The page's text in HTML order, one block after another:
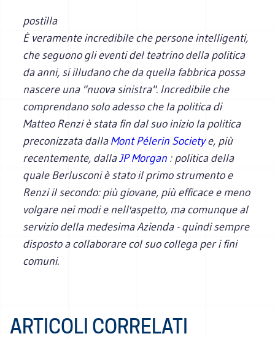
postilla
È veramente incredibile che persone intelligenti,
che seguono gli eventi del teatrino della politica
da anni, si illudano che da quella fabbrica possa
nascere una "nuova sinistra". Incredibile che
comprendano solo adesso che la politica di
Matteo Renzi è stata fin dal suo inizio la politica
preconizzata dallaMont Pélerin Societye, più
recentemente, dallaJP Morgan : politica della
quale Berlusconi è stato il primo strumento e
Renzi il secondo: più giovane, più efficace e meno
volgare nei modi e nell'aspetto, ma comunque al
servizio della medesima Azienda - quindi sempre
disposto a collaborare col suo collega per i fini
comuni.
ARTICOLI CORRELATI